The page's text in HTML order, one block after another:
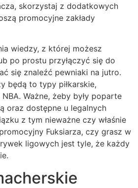
skorzystaj z dodatkowych
promocyjne zakłady
wiedzy, z której możesz
po prostu przyłączyć się do
się znaleźć pewniaki na jutro.
będą to typy piłkarskie,
Ważne, żeby były poparte
oraz dostępne u legalnych
z tym nieważne czy właśnie
Fuksiarza, czy grasz w
ligowych jest tyle, że każdy